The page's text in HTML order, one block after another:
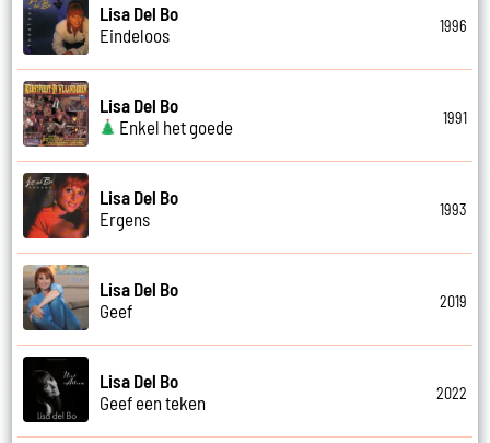
Lisa Del Bo
Eindeloos
1996
Lisa Del Bo
Enkel het goede
1991
Lisa Del Bo
Ergens
1993
Lisa Del Bo
Geef
2019
Lisa Del Bo
Geef een teken
2022